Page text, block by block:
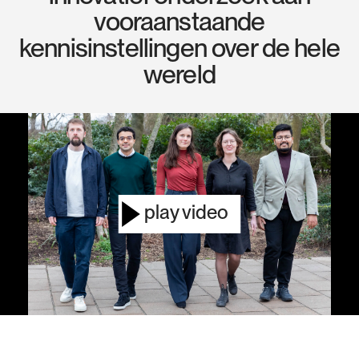
vooraanstaande
kennisinstellingen over de hele
wereld
Mute
play video